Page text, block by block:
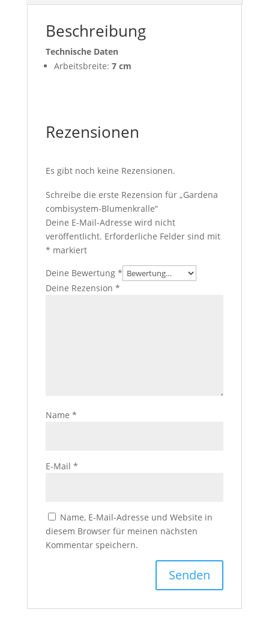
Beschreibung
Technische Daten
Arbeitsbreite: 7 cm
Rezensionen
Es gibt noch keine Rezensionen.
Schreibe die erste Rezension für „Gardena
combisystem-Blumenkralle“
Deine E-Mail-Adresse wird nicht
veröffentlicht. Erforderliche Felder sind mit
* markiert
Deine Bewertung *
Deine Rezension *
Name *
E-Mail *
Name, E-Mail-Adresse und Website in
diesem Browser für meinen nächsten
Kommentar speichern.